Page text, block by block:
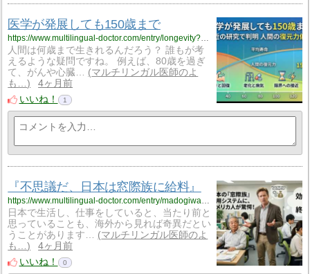
医学が発展しても150歳まで
https://www.multilingual-doctor.com/entry/longevity?utm_source=feed
人間は何歳まで生きれるんだろう？ 誰もが考
えるような疑問ですね。 例えば、80歳を過ぎ
て、がんや心臓…
マルチリンガル医師のよ
も…
4ヶ月前
いいね！
1
『不思議だ、日本は窓際族に給料』
https://www.multilingual-doctor.com/entry/madogiwazoku?utm_source=feed
日本で生活し、仕事をしていると、当たり前と
思っていることも、海外から見れば奇異だとい
うことがあります…
マルチリンガル医師のよ
も…
4ヶ月前
いいね！
0